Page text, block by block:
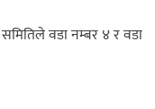
समितिले वडा नम्बर ४ र वडा